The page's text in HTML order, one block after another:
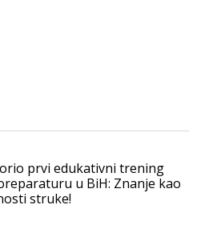
prvi edukativni trening
u BiH: Znanje kao
struke!